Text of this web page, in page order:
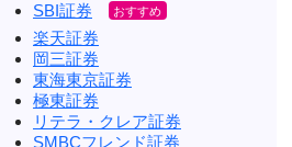
SBI証券
楽天証券
岡三証券
東海東京証券
極東証券
リテラ・クレア証券
SMBCフレンド証券